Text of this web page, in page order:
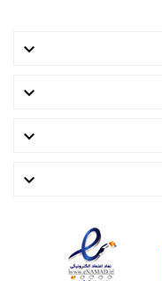



